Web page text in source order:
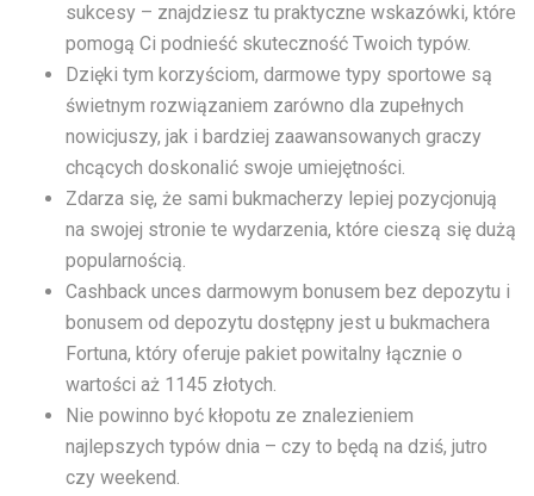
sukcesy – znajdziesz tu praktyczne wskazówki, które
pomogą Ci podnieść skuteczność Twoich typów.
Dzięki tym korzyściom, darmowe typy sportowe są
świetnym rozwiązaniem zarówno dla zupełnych
nowicjuszy, jak i bardziej zaawansowanych graczy
chcących doskonalić swoje umiejętności.
Zdarza się, że sami bukmacherzy lepiej pozycjonują
na swojej stronie te wydarzenia, które cieszą się dużą
popularnością.
Cashback unces darmowym bonusem bez depozytu i
bonusem od depozytu dostępny jest u bukmachera
Fortuna, który oferuje pakiet powitalny łącznie o
wartości aż 1145 złotych.
Nie powinno być kłopotu ze znalezieniem
najlepszych typów dnia – czy to będą na dziś, jutro
czy weekend.